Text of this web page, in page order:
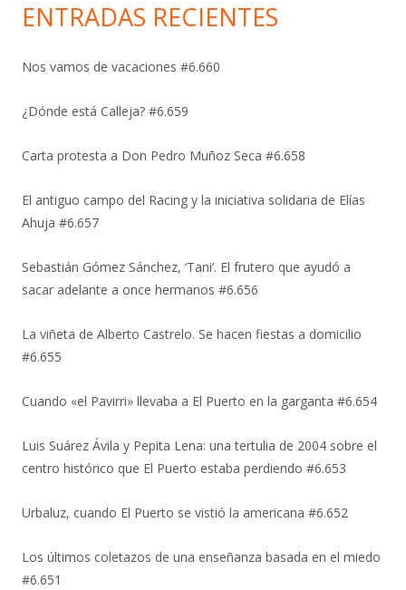
ENTRADAS RECIENTES
Nos vamos de vacaciones #6.660
¿Dónde está Calleja? #6.659
Carta protesta a Don Pedro Muñoz Seca #6.658
El antiguo campo del Racing y la iniciativa solidaria de Elías
Ahuja #6.657
Sebastián Gómez Sánchez, ‘Tani’. El frutero que ayudó a
sacar adelante a once hermanos #6.656
La viñeta de Alberto Castrelo. Se hacen fiestas a domicilio
#6.655
Cuando «el Pavirri» llevaba a El Puerto en la garganta #6.654
Luis Suárez Ávila y Pepita Lena: una tertulia de 2004 sobre el
centro histórico que El Puerto estaba perdiendo #6.653
Urbaluz, cuando El Puerto se vistió la americana #6.652
Los últimos coletazos de una enseñanza basada en el miedo
#6.651